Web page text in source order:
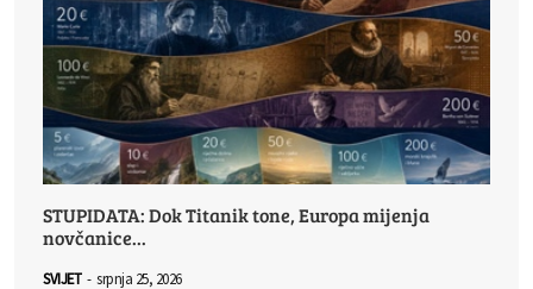
STUPIDATA: Dok Titanik tone, Europa mijenja
novčanice...
SVIJET - srpnja 25, 2026